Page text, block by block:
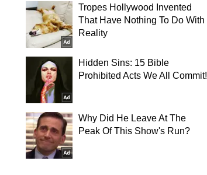
Tropes Hollywood Invented
That Have Nothing To Do With
Reality
Hidden Sins: 15 Bible
Prohibited Acts We All Commit!
Why Did He Leave At The
Peak Of This Show's Run?